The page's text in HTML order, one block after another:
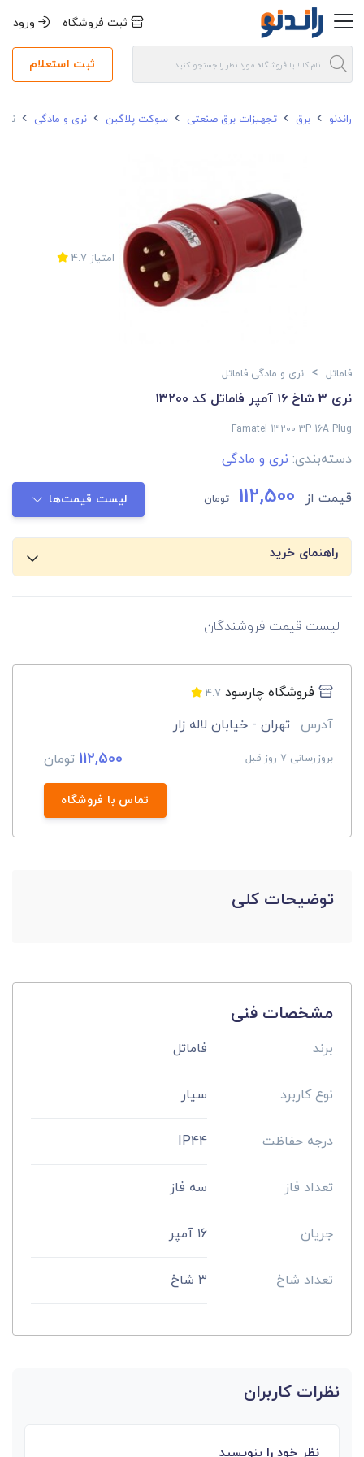
ثبت فروشگاه ورود
ثبت استعلام
راندنو برق تجهیزات برق صنعتی سوکت پلاگین نری و مادگی نری 3 شاخ 16 آمپر
امتیاز 4.7
فاماتل > نری و مادگی فاماتل
نری 3 شاخ 16 آمپر فاماتل کد 13200
Famatel 13200 3P 16A Plug
دسته‌بندی: نری و مادگی
قیمت از 112,500 تومان لیست قیمت‌ها
راهنمای خرید
لیست قیمت فروشندگان
فروشگاه چارسود 4.7
آدرس تهران - خیابان لاله زار
بروزرسانی 7 روز قبل 112,500 تومان
تماس با فروشگاه
توضیحات کلی
مشخصات فنی
برند فاماتل
نوع کاربرد سیار
درجه حفاظت IP44
تعداد فاز سه فاز
جریان 16 آمپر
تعداد شاخ 3 شاخ
نظرات کاربران
نظر خود را بنویسید